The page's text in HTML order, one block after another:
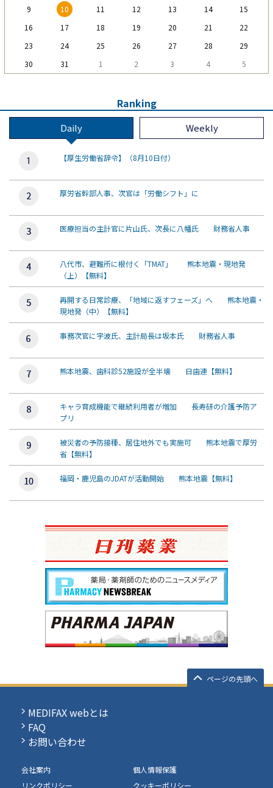
9
10 11 12 13 14
15
16
17 18 19 20 21
22
23
24 25 26 27 28
29
30
31 1 2 3 4 5
Ranking
Daily Weekly
【厚生労働省辞令】（8月10日付）
厚労省幹部人事、次官は「労働シフト」に
医療担当の主計官に片山氏、次長に八幡氏 財務省人事
八代市、避難所に根付く「TMAT」 熊本地震・現地発
（上）【無料】
再開する日常診療、「地域に返すフェーズ」へ 熊本地震・
現地発（中）【無料】
事務次官に宇波氏、主計局長は坂本氏 財務省人事
熊本地震、歯科診52施設が全半壊 日歯連【無料】
キャラ育成機能で継続利用者が増加 長寿研の介護予防ア
プリ
被災者の予防接種、居住地外でも実施可 熊本地震で厚労
省【無料】
福岡・鹿児島のJDATが活動開始 熊本地震【無料】
ページの先頭へ
MEDIFAX webとは
FAQ
お問い合わせ
会社案内
個人情報保護
リンクポリシー
クッキーポリシー